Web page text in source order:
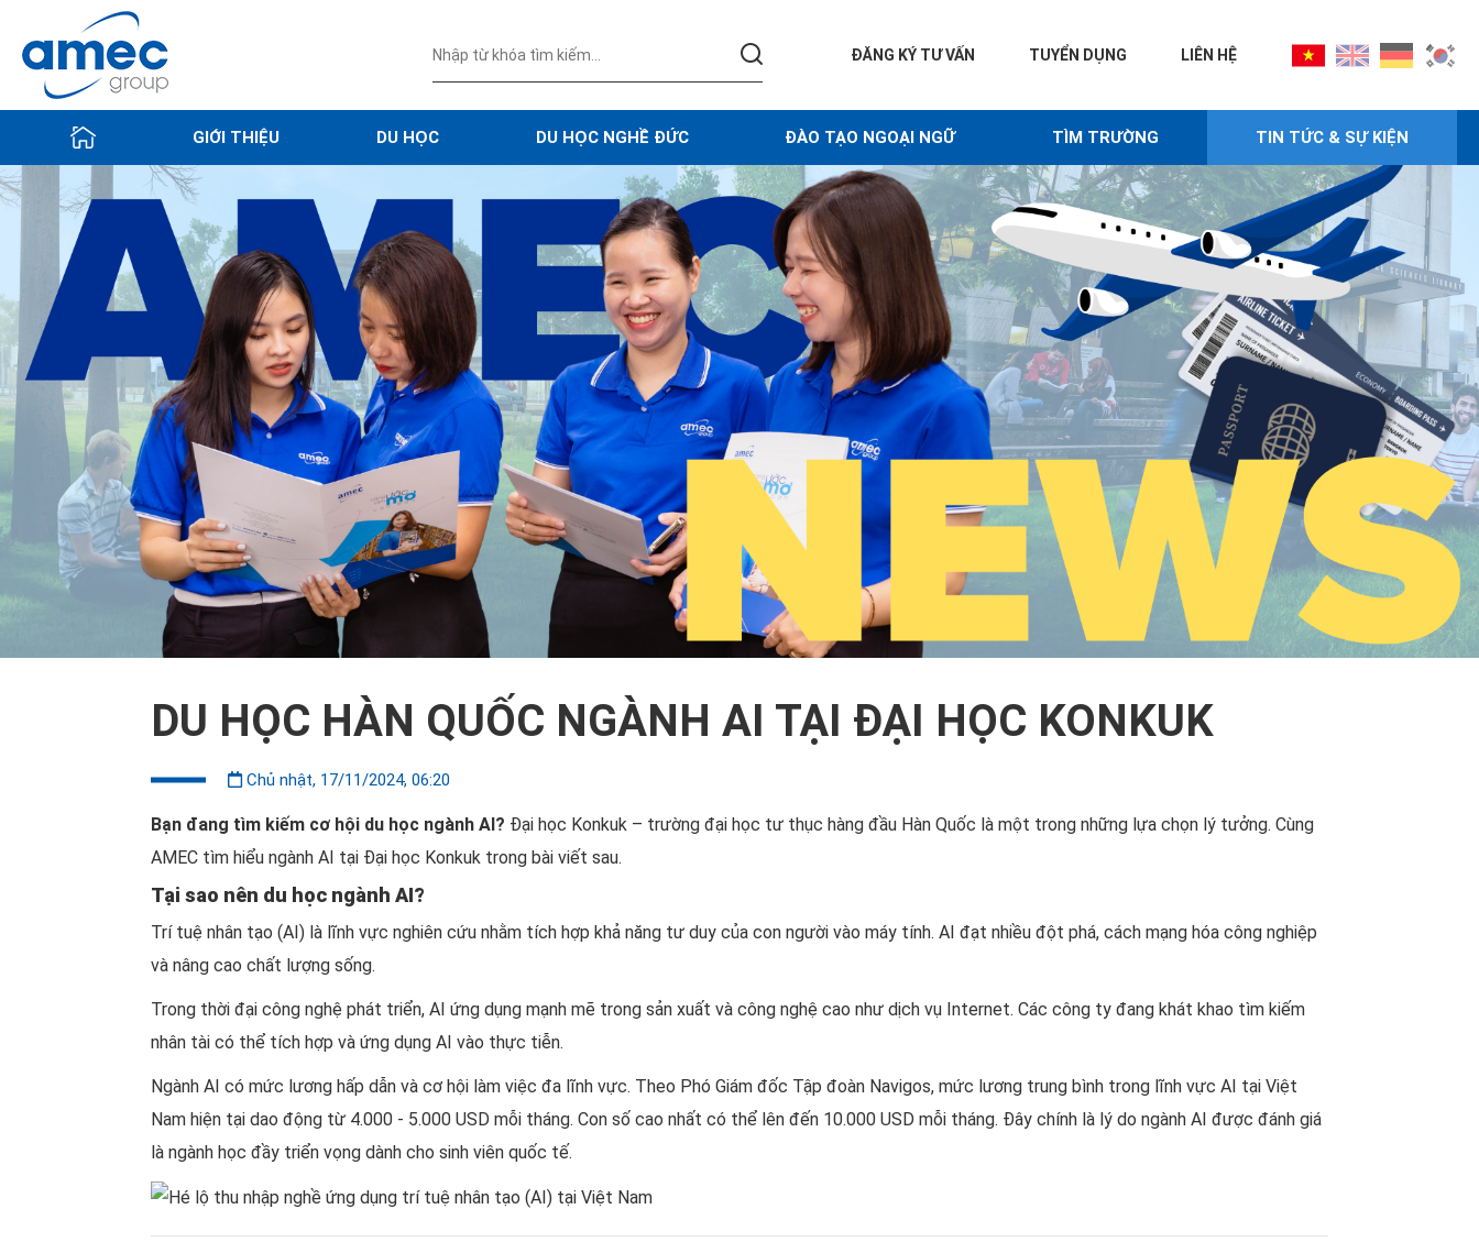
ĐĂNG KÝ TƯ VẤN TUYỂN DỤNG LIÊN HỆ
GIỚI THIỆU DU HỌC DU HỌC NGHỀ ĐỨC ĐÀO TẠO NGOẠI NGỮ TÌM TRƯỜNG TIN TỨC & SỰ KIỆN
DU HỌC HÀN QUỐC NGÀNH AI TẠI ĐẠI HỌC KONKUK
Chủ nhật, 17/11/2024, 06:20
Bạn đang tìm kiếm cơ hội du học ngành AI? Đại học Konkuk – trường đại học tư thục hàng đầu Hàn Quốc là một trong những lựa chọn lý tưởng. Cùng
AMEC tìm hiểu ngành AI tại Đại học Konkuk trong bài viết sau.
Tại sao nên du học ngành AI?
Trí tuệ nhân tạo (AI) là lĩnh vực nghiên cứu nhằm tích hợp khả năng tư duy của con người vào máy tính. AI đạt nhiều đột phá, cách mạng hóa công nghiệp
và nâng cao chất lượng sống.
Trong thời đại công nghệ phát triển, AI ứng dụng mạnh mẽ trong sản xuất và công nghệ cao như dịch vụ Internet. Các công ty đang khát khao tìm kiếm
nhân tài có thể tích hợp và ứng dụng AI vào thực tiễn.
Ngành AI có mức lương hấp dẫn và cơ hội làm việc đa lĩnh vực. Theo Phó Giám đốc Tập đoàn Navigos, mức lương trung bình trong lĩnh vực AI tại Việt
Nam hiện tại dao động từ 4.000 - 5.000 USD mỗi tháng. Con số cao nhất có thể lên đến 10.000 USD mỗi tháng. Đây chính là lý do ngành AI được đánh giá
là ngành học đầy triển vọng dành cho sinh viên quốc tế.